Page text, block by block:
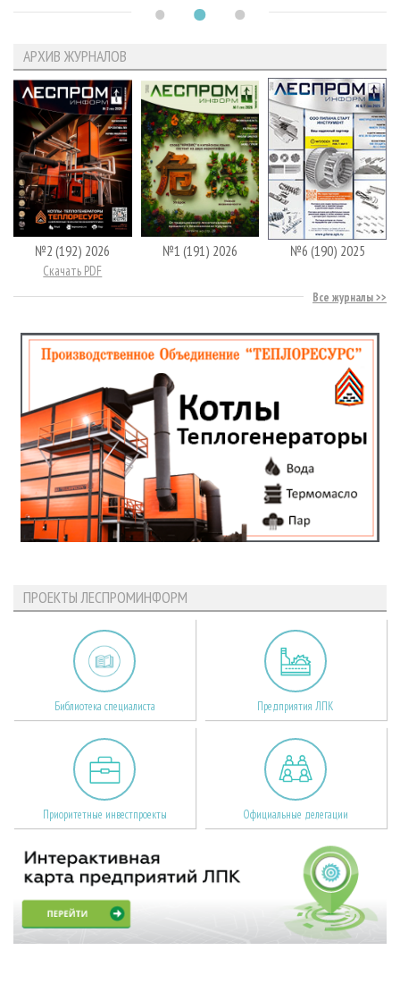
АРХИВ ЖУРНАЛОВ
№2 (192) 2026
Скачать PDF
№1 (191) 2026 №6 (190) 2025
Все журналы
ПРОЕКТЫ ЛЕСПРОМИНФОРМ
Библиотека специалиста Предприятия ЛПК
Приоритетные инвестпроекты Официальные делегации